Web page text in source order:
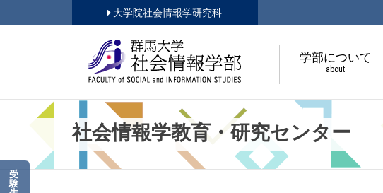
大学院社会情報学研究科
学部について
about
受
験
社会情報学教育・研究センター